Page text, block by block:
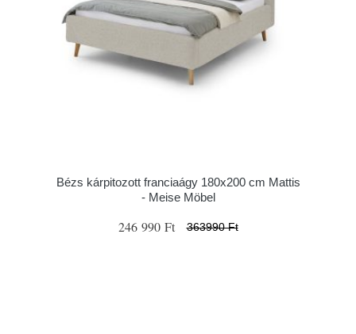
Bézs kárpitozott franciaágy 180x200 cm Mattis
- Meise Möbel
246 990 Ft 363990 Ft